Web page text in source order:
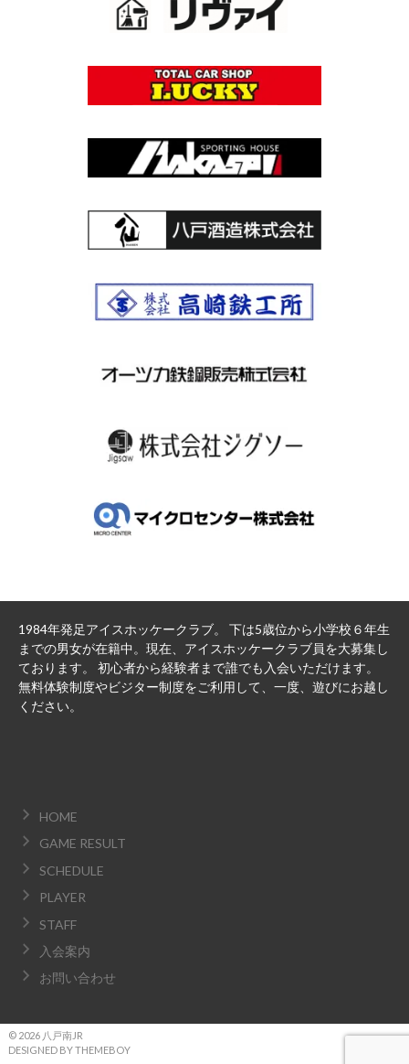
1984年発足アイスホッケークラブ。 下は5歳位から小学校６年生
までの男女が在籍中。現在、アイスホッケークラブ員を大募集し
ております。 初心者から経験者まで誰でも入会いただけます。
無料体験制度やビジター制度をご利用して、一度、遊びにお越し
ください。
HOME
GAME RESULT
SCHEDULE
PLAYER
STAFF
入会案内
お問い合わせ
© 2026 八戸南JR
DESIGNED BY THEMEBOY